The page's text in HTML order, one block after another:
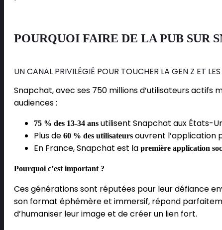
POURQUOI FAIRE DE LA PUB SUR
UN CANAL PRIVILÉGIÉ POUR TOUCHER LA GEN Z ET
Snapchat, avec ses 750 millions d’utilisateurs
audiences :
75 % des 13-34 ans utilisent Snapchat aux États-
Plus de 60 % des utilisateurs ouvrent l’application
En France, Snapchat est la première application
Pourquoi c’est important ?
Ces générations sont réputées pour leur défiance
son format éphémère et immersif, répond
d’humaniser leur image et de créer un lien fort.